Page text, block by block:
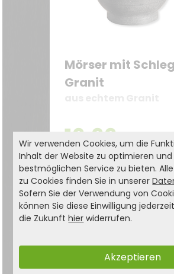
Mörser mit
Granit
19,99 € 29,99 €
Wir verwenden Cookies, um die
Inhalt der Website zu optimieren
bestmöglichen Service zu bieten.
zu Cookies finden Sie in unserer
Sofern Sie der Verwendung von
können Sie diese Einwilligung
die Zukunfthier widerrufen.
Akzeptieren